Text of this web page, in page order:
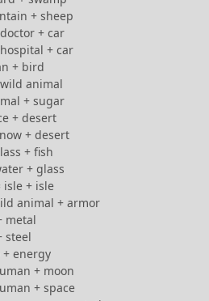
+ sheep
+ car
+ car
+ bird
animal
+ sugar
+ desert
+ desert
+ fish
+ glass
isle + isle
animal + armor
metal
steel
+ energy
+ moon
+ space